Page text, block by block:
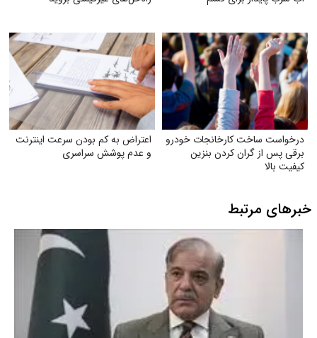
درخواست ساخت کارخانجات خودرو
برقی پس از گران کردن بنزین
کیفیت بالا
اعتراض به کم بودن سرعت اینترنت
و عدم پوشش سراسری
خبرهای مرتبط